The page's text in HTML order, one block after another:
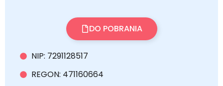
NIP: 7291128517
REGON: 471160664
DO POBRANIA